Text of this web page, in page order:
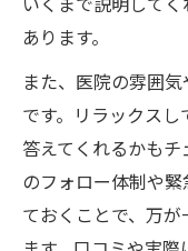
あります。
また、医院の雰囲
です。リラックス
答えてくれるかも
のフォロー体制や
ておくことで、万